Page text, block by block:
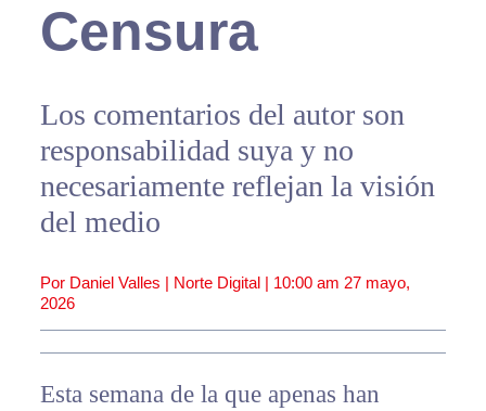
Censura
Los comentarios del autor son
responsabilidad suya y no
necesariamente reflejan la visión
del medio
Por Daniel Valles | Norte Digital | 10:00 am 27 mayo,
2026
Esta semana de la que apenas han